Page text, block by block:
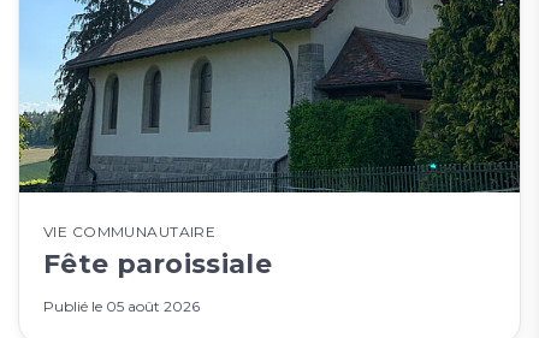
VIE COMMUNAUTAIRE
Fête paroissiale
Publié le 05 août 2026